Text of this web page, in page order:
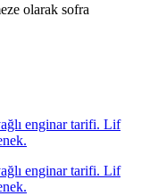
olarak sofra
enginar tarifi. Lif
enginar tarifi. Lif